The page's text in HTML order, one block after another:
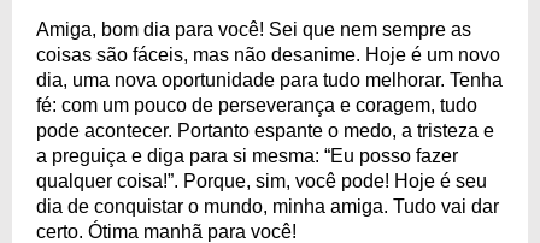
Amiga, bom dia para você! Sei que nem sempre as
coisas são fáceis, mas não desanime. Hoje é um novo
dia, uma nova oportunidade para tudo melhorar. Tenha
fé: com um pouco de perseverança e coragem, tudo
pode acontecer. Portanto espante o medo, a tristeza e
a preguiça e diga para si mesma: “Eu posso fazer
qualquer coisa!”. Porque, sim, você pode! Hoje é seu
dia de conquistar o mundo, minha amiga. Tudo vai dar
certo. Ótima manhã para você!